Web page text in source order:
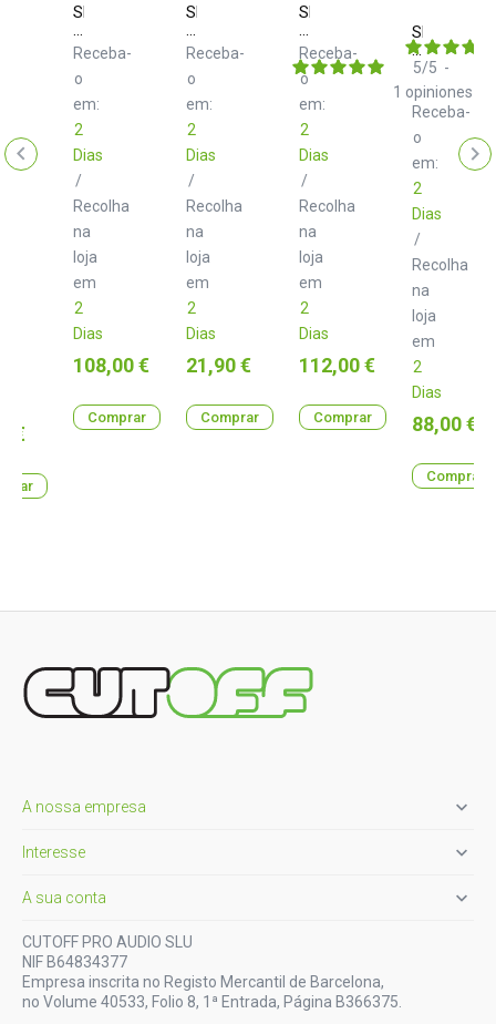
€
Skum
Acoustics
Jafra
Receba-
o
em:
2
Dias
/
Recolha
na
loja
em
2
Dias
Preço
108,00 €
Comprar
Skum
Acoustics
Moln
G
Receba-
o
em:
2
Dias
/
Recolha
na
loja
em
2
Dias
Preço
21,90 €
Comprar
Skum
Acoustics
Vaxel
Receba-
o
em:
2
Dias
/
Recolha
na
loja
em
2
Dias
Preço
112,00 €
Comprar
Skum
Acoustics
Havsvag
BT
Receba-
o
em:
2
Dias
/
Recolha
na
loja
em
2
Dias
5/5 -
1 opiniones
Preço
88,00 €
Comprar
A nossa empresa 
Interesse 
A sua conta 
CUTOFF PRO AUDIO SLU
NIF B64834377
Empresa inscrita no Registo Mercantil de Barcelona,
no Volume 40533, Folio 8, 1ª Entrada, Página B366375.